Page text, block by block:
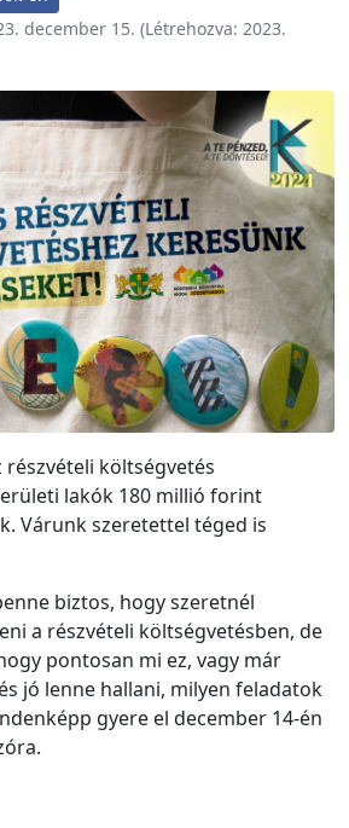
december 15. (Létrehozva: 2023.
részvételi költségvetés
lakók 180 millió forint
Várunk szeretettel téged is
biztos, hogy szeretnél
a részvételi költségvetésben, de
pontosan mi ez, vagy már
jó lenne hallani, milyen feladatok
gyere el december 14-én